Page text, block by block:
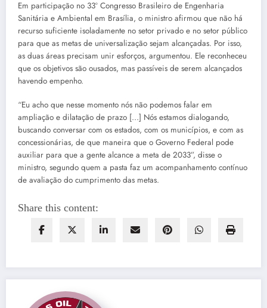
Em participação no 33º Congresso Brasileiro de Engenharia
Sanitária e Ambiental em Brasília, o ministro afirmou que não há
recurso suficiente isoladamente no setor privado e no setor público
para que as metas de universalização sejam alcançadas. Por isso,
as duas áreas precisam unir esforços, argumentou. Ele reconheceu
que os objetivos são ousados, mas passíveis de serem alcançados
havendo empenho.
“Eu acho que nesse momento nós não podemos falar em
ampliação e dilatação de prazo […] Nós estamos dialogando,
buscando conversar com os estados, com os municípios, e com as
concessionárias, de que maneira que o Governo Federal pode
auxiliar para que a gente alcance a meta de 2033”, disse o
ministro, segundo quem a pasta faz um acompanhamento contínuo
de avaliação do cumprimento das metas.
Share this content: